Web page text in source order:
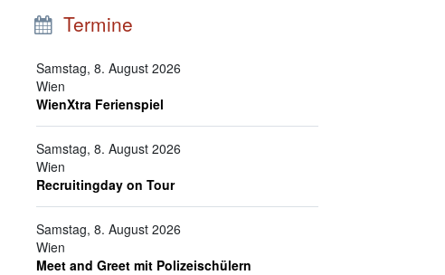
Termine
Samstag, 8. August 2026
Wien
WienXtra Ferienspiel
Samstag, 8. August 2026
Wien
Recruitingday on Tour
Samstag, 8. August 2026
Wien
Meet and Greet mit Polizeischülern